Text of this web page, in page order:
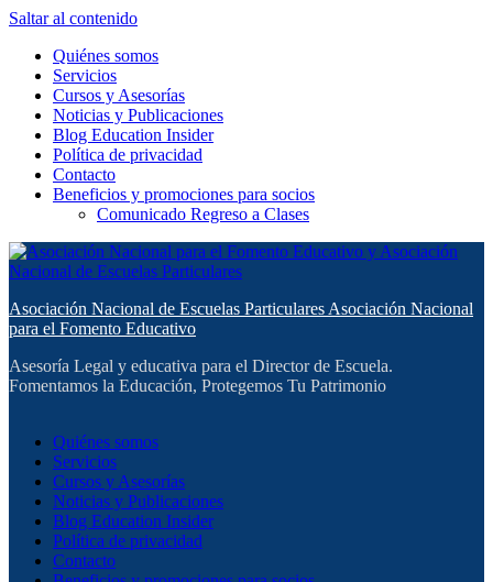
Saltar al contenido
Quiénes somos
Servicios
Cursos y Asesorías
Noticias y Publicaciones
Blog Education Insider
Política de privacidad
Contacto
Beneficios y promociones para socios
Comunicado Regreso a Clases
Asociación Nacional de Escuelas Particulares Asociación Nacional
para el Fomento Educativo
Asesoría Legal y educativa para el Director de Escuela.
Fomentamos la Educación, Protegemos Tu Patrimonio
Quiénes somos
Servicios
Cursos y Asesorías
Noticias y Publicaciones
Blog Education Insider
Política de privacidad
Contacto